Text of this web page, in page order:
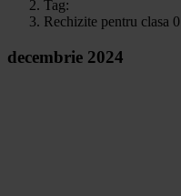
Tag:
Rechizite pentru clasa 0
decembrie 2024